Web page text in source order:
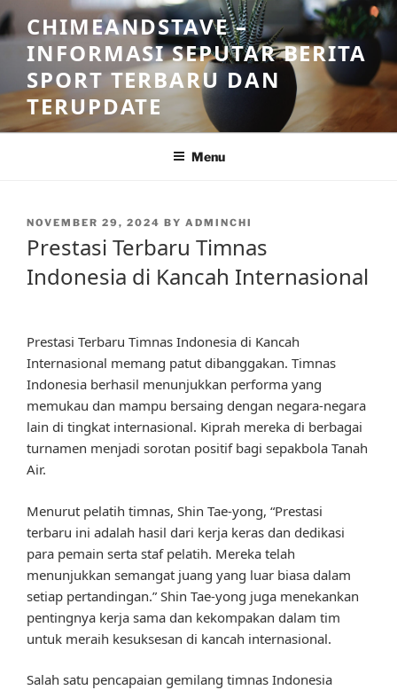
Skip
to
content
CHIMEANDSTAVE –
INFORMASI SEPUTAR BERITA
SPORT TERBARU DAN
TERUPDATE
Menu
POSTED
NOVEMBER 29, 2024 BY ADMINCHI
Prestasi Terbaru Timnas
Indonesia di Kancah Internasional
Prestasi Terbaru Timnas Indonesia di Kancah
Internasional memang patut dibanggakan. Timnas
Indonesia berhasil menunjukkan performa yang
memukau dan mampu bersaing dengan negara-negara
lain di tingkat internasional. Kiprah mereka di berbagai
turnamen menjadi sorotan positif bagi sepakbola Tanah
Air.
Menurut pelatih timnas, Shin Tae-yong, “Prestasi
terbaru ini adalah hasil dari kerja keras dan dedikasi
para pemain serta staf pelatih. Mereka telah
menunjukkan semangat juang yang luar biasa dalam
setiap pertandingan.” Shin Tae-yong juga menekankan
pentingnya kerja sama dan kekompakan dalam tim
untuk meraih kesuksesan di kancah internasional.
Salah satu pencapaian gemilang timnas Indonesia